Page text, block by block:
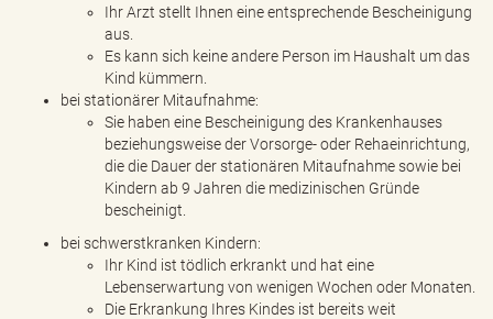
Ihr Arzt stellt Ihnen eine entsprechende Bescheinigung
aus.
Es kann sich keine andere Person im Haushalt um das
Kind kümmern.
bei stationärer Mitaufnahme:
Sie haben eine Bescheinigung des Krankenhauses
beziehungsweise der Vorsorge- oder Rehaeinrichtung,
die die Dauer der stationären Mitaufnahme sowie bei
Kindern ab 9 Jahren die medizinischen Gründe
bescheinigt.
bei schwerstkranken Kindern:
Ihr Kind ist tödlich erkrankt und hat eine
Lebenserwartung von wenigen Wochen oder Monaten.
Die Erkrankung Ihres Kindes ist bereits weit